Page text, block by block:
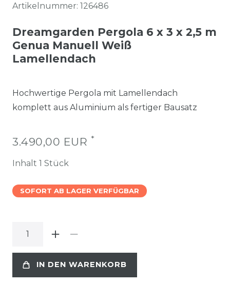
Artikelnummer: 126486
Dreamgarden Pergola 6 x 3 x 2,5 m
Genua Manuell Weiß
Lamellendach
Hochwertige Pergola mit Lamellendach
komplett aus Aluminium als fertiger Bausatz
3.490,00 EUR *
Inhalt 1 Stück
SOFORT AB LAGER VERFÜGBAR
IN DEN WARENKORB